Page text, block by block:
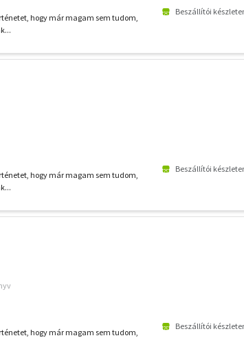
hogy már magam sem tudom,
Beszállítói
hogy már magam sem tudom,
Beszállítói
hogy már magam sem tudom,
Beszállítói